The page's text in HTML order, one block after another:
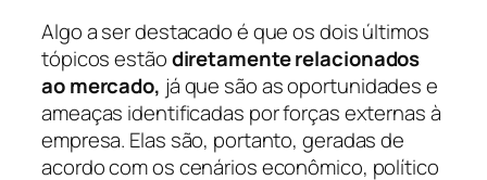
Algo a ser destacado é que os dois últimos
tópicos estãodiretamente relacionados
ao mercado, já que são as oportunidades e
ameaças identificadas por forças externas à
empresa. Elas são, portanto, geradas de
acordo com os cenários econômico, político